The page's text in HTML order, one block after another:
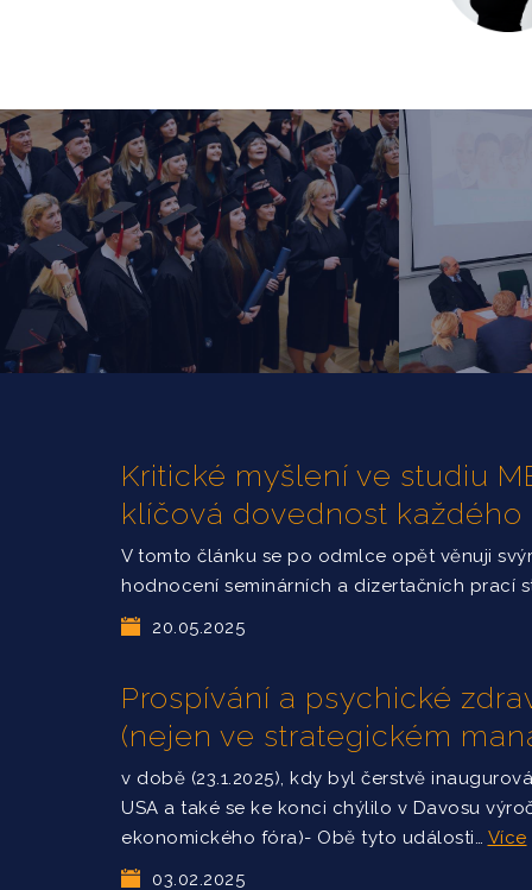
Kritické myšlení ve studiu
klíčová dovednost každého
V tomto článku se po odmlce opět věnuji
hodnocení seminárních a dizertačních prací
20.05.2025
Prospívání a psychické
(nejen ve strategickém
v době (23.1.2025), kdy byl čerstvě
USA a také se ke konci chýlilo v Davosu
ekonomického fóra)- Obě tyto události… Více
03.02.2025